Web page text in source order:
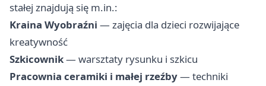
stałej znajdują się m.in.:
Kraina Wyobraźni — zajęcia dla dzieci rozwijające
kreatywność
Szkicownik— warsztaty rysunku i szkicu
Pracownia ceramiki i małej rzeźby— techniki